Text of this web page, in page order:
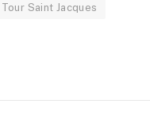
Saint Jacques